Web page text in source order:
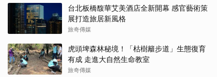
台北板橋馥華艾美酒店全新開幕 感官藝術策
展打造旅居新風格
旅奇傳媒
虎頭埤森林秘境！「枯樹籬步道」生態復育
有成 走進大自然生命教室
旅奇傳媒